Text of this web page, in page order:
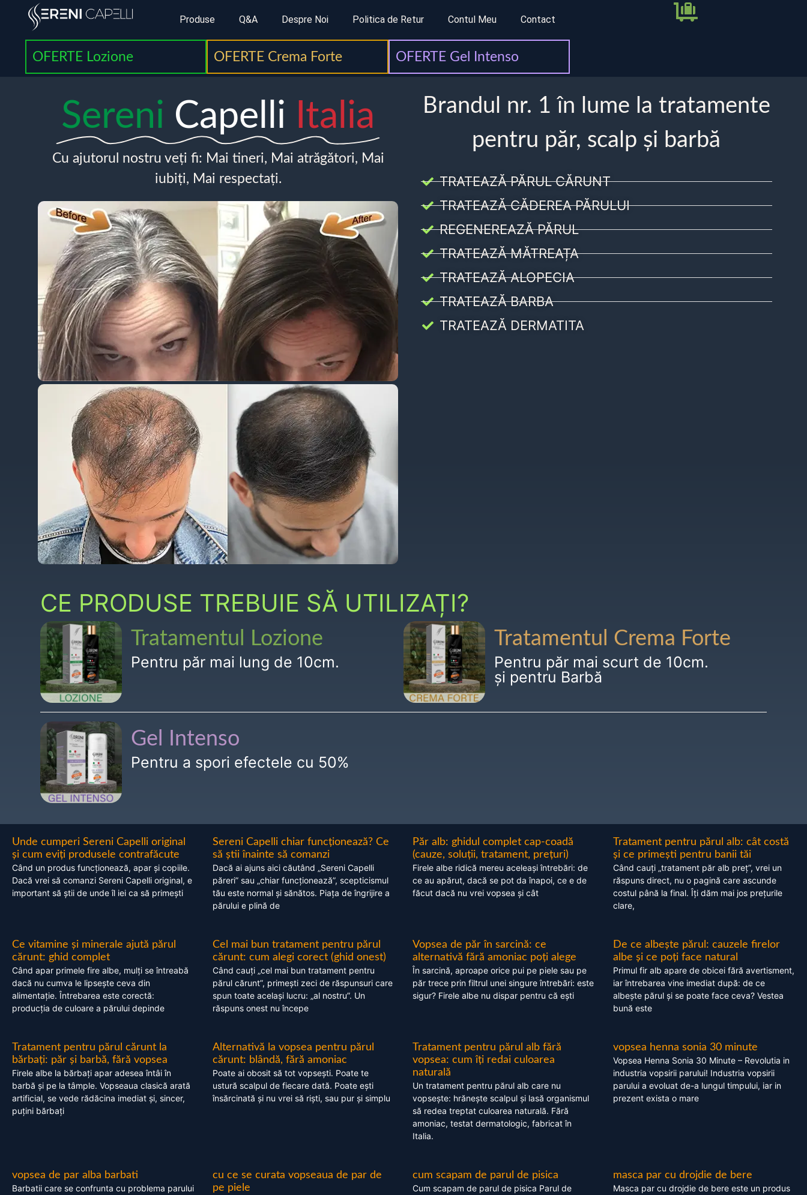
Produse Q&A Despre Noi Politica de Retur Contul Meu Contact
OFERTE Lozione OFERTE Crema Forte OFERTE Gel Intenso
Sereni Capelli Italia
Cu ajutorul nostru veți fi: Mai tineri, Mai atrăgători, Mai
iubiți, Mai respectați.
Brandul nr. 1 în lume la tratamente
pentru păr, scalp și barbă
TRATEAZĂ PĂRUL CĂRUNT
TRATEAZĂ CĂDEREA PĂRULUI
REGENEREAZĂ PĂRUL
TRATEAZĂ MĂTREAȚA
TRATEAZĂ ALOPECIA
TRATEAZĂ BARBA
TRATEAZĂ DERMATITA
CE PRODUSE TREBUIE SĂ UTILIZAȚI?
Tratamentul Lozione
Pentru păr mai lung de 10cm.
Tratamentul Crema Forte
Pentru păr mai scurt de 10cm.
și pentru Barbă
Gel Intenso
Pentru a spori efectele cu 50%
Unde cumperi Sereni Capelli original
și cum eviți produsele contrafăcute
Când un produs funcționează, apar și copiile.
Dacă vrei să comanzi Sereni Capelli original, e
important să știi de unde îl iei ca să primești
Sereni Capelli chiar funcționează? Ce
să știi înainte să comanzi
Dacă ai ajuns aici căutând „Sereni Capelli
păreri” sau „chiar funcționează”, scepticismul
tău este normal și sănătos. Piața de îngrijire a
părului e plină de
Păr alb: ghidul complet cap-coadă
(cauze, soluții, tratament, prețuri)
Firele albe ridică mereu aceleași întrebări: de
ce au apărut, dacă se pot da înapoi, ce e de
făcut dacă nu vrei vopsea și cât
Tratament pentru părul alb: cât costă
și ce primești pentru banii tăi
Când cauți „tratament păr alb preț”, vrei un
răspuns direct, nu o pagină care ascunde
costul până la final. Îți dăm mai jos prețurile
clare,
Ce vitamine și minerale ajută părul
cărunt: ghid complet
Când apar primele fire albe, mulți se întreabă
dacă nu cumva le lipsește ceva din
alimentație. Întrebarea este corectă:
producția de culoare a părului depinde
Cel mai bun tratament pentru părul
cărunt: cum alegi corect (ghid onest)
Când cauți „cel mai bun tratament pentru
părul cărunt”, primești zeci de răspunsuri care
spun toate același lucru: „al nostru”. Un
răspuns onest nu începe
Vopsea de păr în sarcină: ce
alternativă fără amoniac poți alege
În sarcină, aproape orice pui pe piele sau pe
păr trece prin filtrul unei singure întrebări: este
sigur? Firele albe nu dispar pentru că ești
De ce albește părul: cauzele firelor
albe și ce poți face natural
Primul fir alb apare de obicei fără avertisment,
iar întrebarea vine imediat după: de ce
albește părul și se poate face ceva? Vestea
bună este
Tratament pentru părul cărunt la
bărbați: păr și barbă, fără vopsea
Firele albe la bărbați apar adesea întâi în
barbă și pe la tâmple. Vopseaua clasică arată
artificial, se vede rădăcina imediat și, sincer,
puțini bărbați
Alternativă la vopsea pentru părul
cărunt: blândă, fără amoniac
Poate ai obosit să tot vopsești. Poate te
ustură scalpul de fiecare dată. Poate ești
însărcinată și nu vrei să riști, sau pur și simplu
Tratament pentru părul alb fără
vopsea: cum îți redai culoarea
naturală
Un tratament pentru părul alb care nu
vopsește: hrănește scalpul și lasă organismul
să redea treptat culoarea naturală. Fără
amoniac, testat dermatologic, fabricat în
Italia.
vopsea henna sonia 30 minute
Vopsea Henna Sonia 30 Minute – Revolutia in
industria vopsirii parului! Industria vopsirii
parului a evoluat de-a lungul timpului, iar in
prezent exista o mare
vopsea de par alba barbati
Barbatii care se confrunta cu problema parului
cu ce se curata vopseaua de par de
pe piele
cum scapam de parul de pisica
Cum scapam de parul de pisica Parul de
masca par cu drojdie de bere
Masca par cu drojdie de bere este un produs